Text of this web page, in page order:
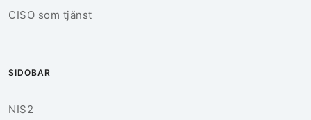
CISO som tjänst
SIDOBAR
NIS2